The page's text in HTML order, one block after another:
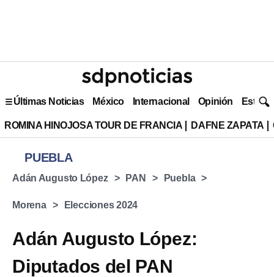
Últimas Noticias México Internacional Opinión Estilo
ROMINA HINOJOSA TOUR DE FRANCIA DAFNE ZAPATA
PUEBLA
Adán Augusto López PAN Puebla
Morena Elecciones 2024
Adán Augusto López:
Diputados del PAN